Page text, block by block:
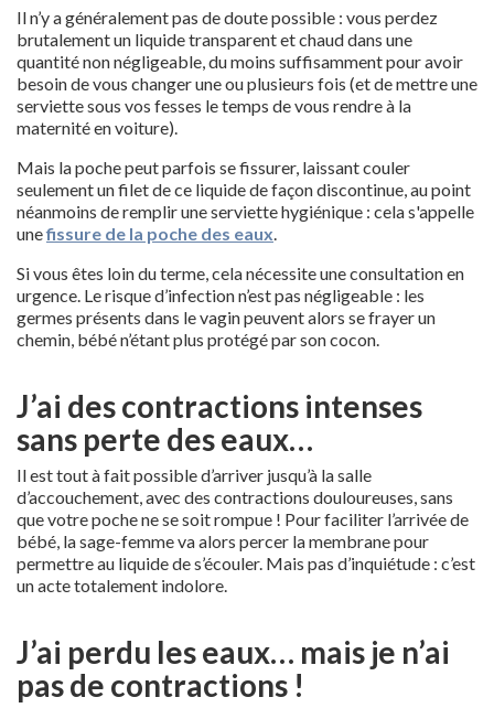
Il n’y a généralement pas de doute possible : vous perdez
brutalement un liquide transparent et chaud dans une
quantité non négligeable, du moins suffisamment pour avoir
besoin de vous changer une ou plusieurs fois (et de mettre une
serviette sous vos fesses le temps de vous rendre à la
maternité en voiture).
Mais la poche peut parfois se fissurer, laissant couler
seulement un filet de ce liquide de façon discontinue, au point
néanmoins de remplir une serviette hygiénique : cela s'appelle
unefissure de la poche des eaux
Si vous êtes loin du terme, cela nécessite une consultation en
urgence. Le risque d’infection n’est pas négligeable : les
germes présents dans le vagin peuvent alors se frayer un
chemin, bébé n’étant plus protégé par son cocon.
J’ai des contractions intenses
sans perte des eaux…
Il est tout à fait possible d’arriver jusqu’à la salle
d’accouchement, avec des contractions douloureuses, sans
que votre poche ne se soit rompue ! Pour faciliter l’arrivée de
bébé, la sage-femme va alors percer la membrane pour
permettre au liquide de s’écouler. Mais pas d’inquiétude : c’est
un acte totalement indolore.
J’ai perdu les eaux… mais je n’ai
pas de contractions !